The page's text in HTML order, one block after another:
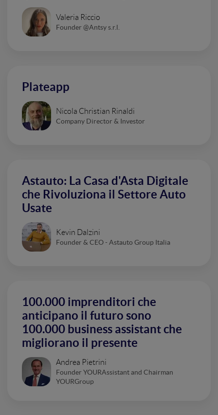
Valeria Riccio
Founder @Antsy s.r.l.
Plateapp
Nicola Christian Rinaldi
Company Director & Investor
Astauto: La Casa d'Asta Digitale
che Rivoluziona il Settore Auto
Usate
Kevin Dalzini
Founder & CEO - Astauto Group Italia
100.000 imprenditori che
anticipano il futuro sono
100.000 business assistant che
migliorano il presente
Andrea Pietrini
Founder YOURAssistant and Chairman
YOURGroup